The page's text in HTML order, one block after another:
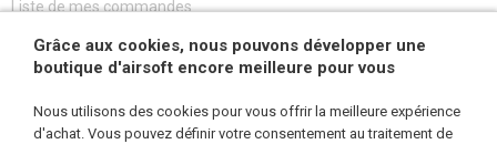
Liste de mes commandes
S'INSCRIRE
Grâce aux cookies, nous pouvons développer une
boutique d'airsoft encore meilleure pour vous
Nous utilisons des cookies pour vous offrir la meilleure expérience
d'achat. Vous pouvez définir votre consentement au traitement de